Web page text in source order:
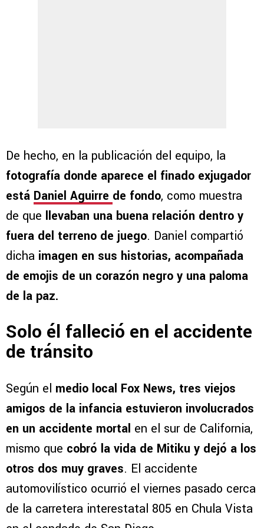
De hecho, en la publicación del equipo, la
fotografía donde aparece el finado exjugador
está Daniel Aguirre de fondo, como muestra
de que llevaban una buena relación dentro y
fuera del terreno de juego. Daniel compartió
dicha imagen en sus historias, acompañada
de emojis de un corazón negro y una paloma
de la paz.
Solo él falleció en el accidente
de tránsito
Según el medio local Fox News, tres viejos
amigos de la infancia estuvieron involucrados
en un accidente mortal en el sur de California,
mismo que cobró la vida de Mitiku y dejó a los
otros dos muy graves. El accidente
automovilístico ocurrió el viernes pasado cerca
de la carretera interestatal 805 en Chula Vista